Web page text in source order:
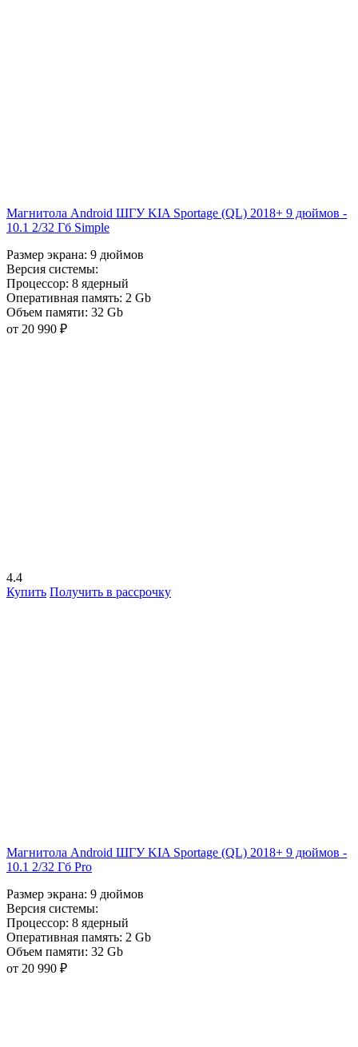
Магнитола Android ШГУ KIA Sportage (QL) 2018+ 9 дюймов -
10.1 2/32 Гб Simple
Размер экрана: 9 дюймов
Версия системы:
Процессор: 8 ядерный
Оперативная память: 2 Gb
Объем памяти: 32 Gb
от 20 990 ₽
4.4
Купить Получить в рассрочку
Магнитола Android ШГУ KIA Sportage (QL) 2018+ 9 дюймов -
10.1 2/32 Гб Pro
Размер экрана: 9 дюймов
Версия системы:
Процессор: 8 ядерный
Оперативная память: 2 Gb
Объем памяти: 32 Gb
от 20 990 ₽